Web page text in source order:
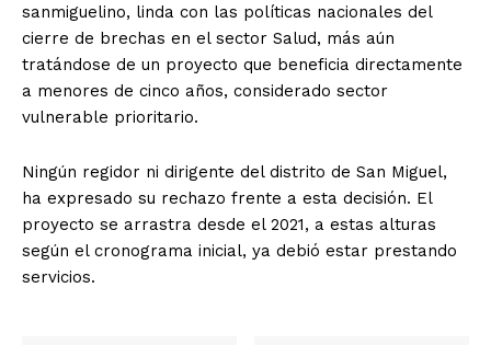
sanmiguelino, linda con las políticas nacionales del
cierre de brechas en el sector Salud, más aún
tratándose de un proyecto que beneficia directamente
a menores de cinco años, considerado sector
vulnerable prioritario.
Ningún regidor ni dirigente del distrito de San Miguel,
ha expresado su rechazo frente a esta decisión. El
proyecto se arrastra desde el 2021, a estas alturas
según el cronograma inicial, ya debió estar prestando
servicios.